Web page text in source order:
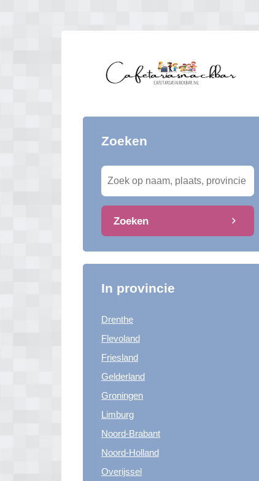
Zoeken
Zoeken
In provincie
Drenthe
Flevoland
Friesland
Gelderland
Groningen
Limburg
Noord-Brabant
Noord-Holland
Overijssel